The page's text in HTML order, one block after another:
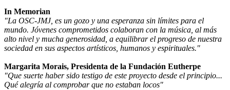
In Memorian
"La OSC-JMJ, es un gozo y una esperanza sin límites para el
mundo. Jóvenes comprometidos colaboran con la música, al más
alto nivel y mucha generosidad, a equilibrar el progreso de nuestra
sociedad en sus aspectos artísticos, humanos y espirituales."
Margarita Morais, Presidenta de la Fundación Eutherpe
"Que suerte haber sido testigo de este proyecto desde el principio...
Qué alegría al comprobar que no estaban locos"